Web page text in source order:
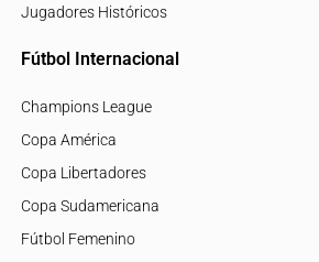
Jugadores Históricos
Fútbol Internacional
Champions League
Copa América
Copa Libertadores
Copa Sudamericana
Fútbol Femenino